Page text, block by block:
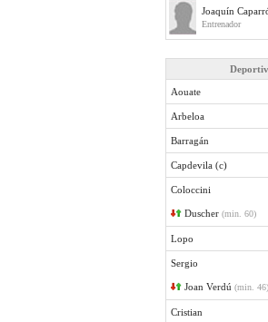
Joaquín
Entrenador
Aouate
Arbeloa
Barragán
Capdevila (c)
Coloccini
Duscher (min. 60)
Lopo
Sergio
Joan Verdú (min. 46)
Cristian